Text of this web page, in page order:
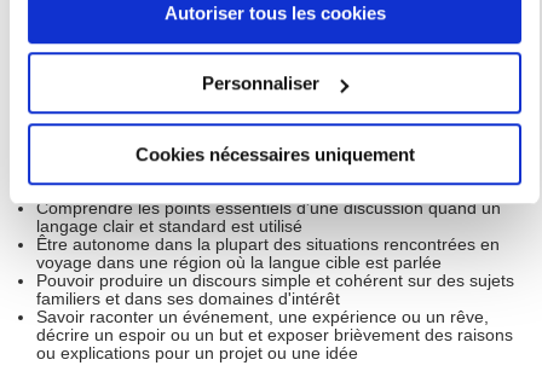
Si vous le permettez, nous aimerions également :
géographique qui peuvent être précises à plusieurs
mètres près
Identifier votre appareil en l'analysant activement
pour en relever les caractéristiques spécifiques
(empreintes digitales).
Pour en savoir plus sur le traitement de vos données
personnelles et définir vos préférences, reportez-vous à la
section « Détails ». Vous pouvez modifier ou retirer votre
consentement à tout moment à partir de la déclaration sur
les cookies.
Autoriser tous les cookies
Personnaliser
Cookies nécessaires uniquement
Critères d’évaluation
pertinents (CECR / Volume
Complémentaire) : niveau
d'utilisateur indépendant (niveau
Comprendre les points essentiels d'une discussion quand un
langage clair et standard est utilisé
Être autonome dans la plupart des situations rencontrées en
voyage dans une région où la langue cible est parlée
Pouvoir produire un discours simple et cohérent sur des sujets
familiers et dans ses domaines d'intérêt
Savoir raconter un événement, une expérience ou un rêve,
décrire un espoir ou un but et exposer brièvement des raisons
ou explications pour un projet ou une idée